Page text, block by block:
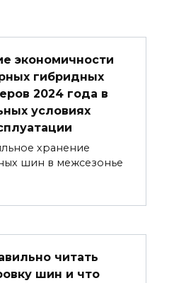
экономичности
гибридных
2024 года в
условиях
хранение
шин в межсезонье
читать
шин и что